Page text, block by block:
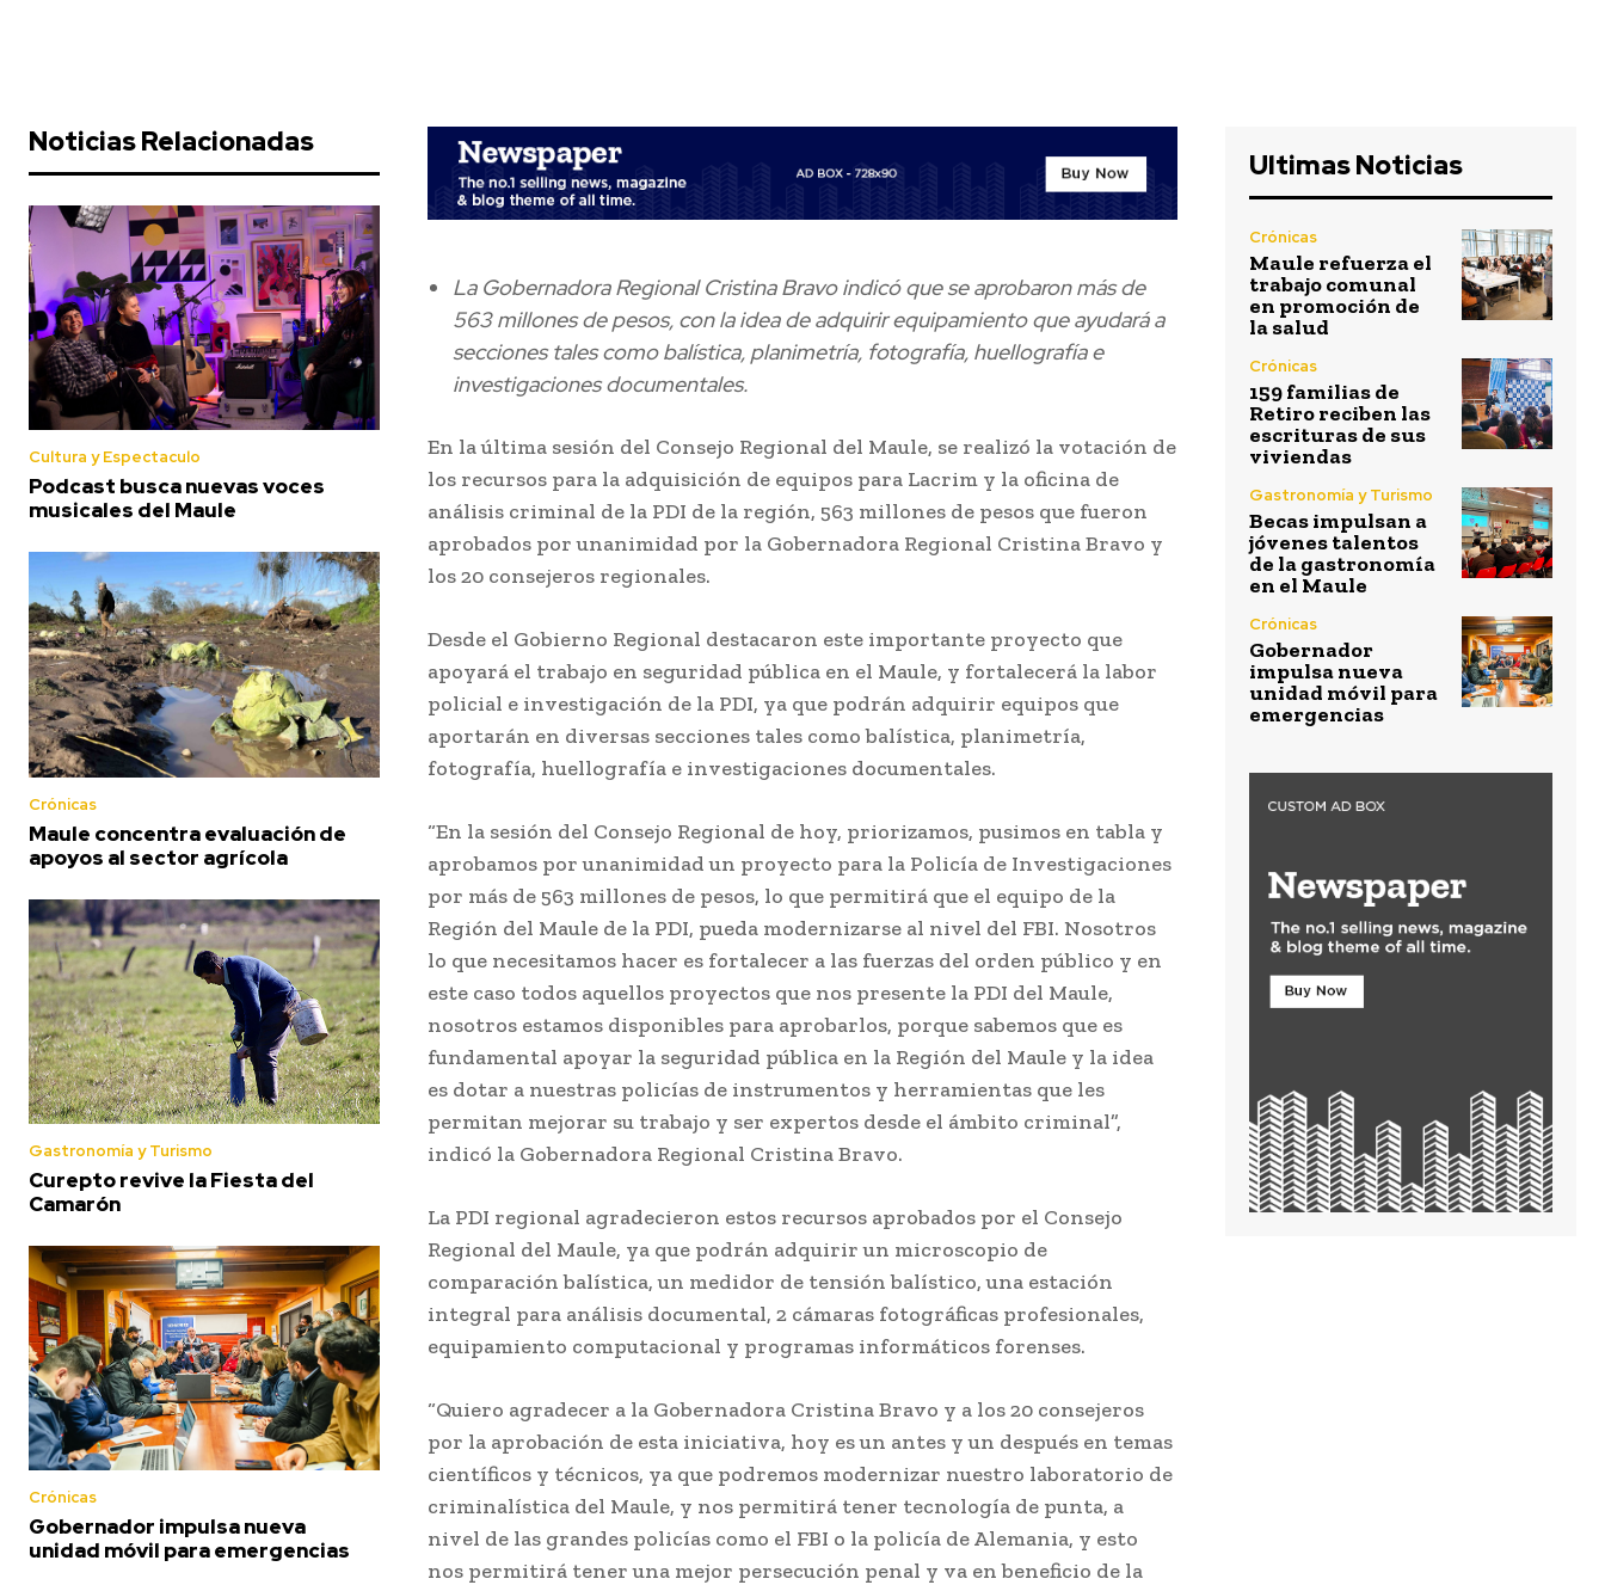
Noticias Relacionadas
Cultura y Espectaculo
Podcast busca nuevas voces
musicales del Maule
Crónicas
Maule concentra evaluación de
apoyos al sector agrícola
Gastronomía y Turismo
Curepto revive la Fiesta del
Camarón
Crónicas
Gobernador impulsa nueva
unidad móvil para emergencias
La Gobernadora Regional Cristina Bravo indicó que se aprobaron más de
563 millones de pesos, con la idea de adquirir equipamiento que ayudará a
secciones tales como balística, planimetría, fotografía, huellografía e
investigaciones documentales.
En la última sesión del Consejo Regional del Maule, se realizó la votación de
los recursos para la adquisición de equipos para Lacrim y la oficina de
análisis criminal de la PDI de la región, 563 millones de pesos que fueron
aprobados por unanimidad por la Gobernadora Regional Cristina Bravo y
los 20 consejeros regionales.
Desde el Gobierno Regional destacaron este importante proyecto que
apoyará el trabajo en seguridad pública en el Maule, y fortalecerá la labor
policial e investigación de la PDI, ya que podrán adquirir equipos que
aportarán en diversas secciones tales como balística, planimetría,
fotografía, huellografía e investigaciones documentales.
“En la sesión del Consejo Regional de hoy, priorizamos, pusimos en tabla y
aprobamos por unanimidad un proyecto para la Policía de Investigaciones
por más de 563 millones de pesos, lo que permitirá que el equipo de la
Región del Maule de la PDI, pueda modernizarse al nivel del FBI. Nosotros
lo que necesitamos hacer es fortalecer a las fuerzas del orden público y en
este caso todos aquellos proyectos que nos presente la PDI del Maule,
nosotros estamos disponibles para aprobarlos, porque sabemos que es
fundamental apoyar la seguridad pública en la Región del Maule y la idea
es dotar a nuestras policías de instrumentos y herramientas que les
permitan mejorar su trabajo y ser expertos desde el ámbito criminal”,
indicó la Gobernadora Regional Cristina Bravo.
La PDI regional agradecieron estos recursos aprobados por el Consejo
Regional del Maule, ya que podrán adquirir un microscopio de
comparación balística, un medidor de tensión balístico, una estación
integral para análisis documental, 2 cámaras fotográficas profesionales,
equipamiento computacional y programas informáticos forenses.
“Quiero agradecer a la Gobernadora Cristina Bravo y a los 20 consejeros
por la aprobación de esta iniciativa, hoy es un antes y un después en temas
científicos y técnicos, ya que podremos modernizar nuestro laboratorio de
criminalística del Maule, y nos permitirá tener tecnología de punta, a
nivel de las grandes policías como el FBI o la policía de Alemania, y esto
nos permitirá tener una mejor persecución penal y va en beneficio de la
Ultimas Noticias
Crónicas
Maule refuerza el
trabajo comunal
en promoción de
la salud
Crónicas
159 familias de
Retiro reciben las
escrituras de sus
viviendas
Gastronomía y Turismo
Becas impulsan a
jóvenes talentos
de la gastronomía
en el Maule
Crónicas
Gobernador
impulsa nueva
unidad móvil para
emergencias